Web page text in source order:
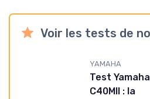
Voir les tests de
YAMAHA
Test Yamaha
C40MII : la